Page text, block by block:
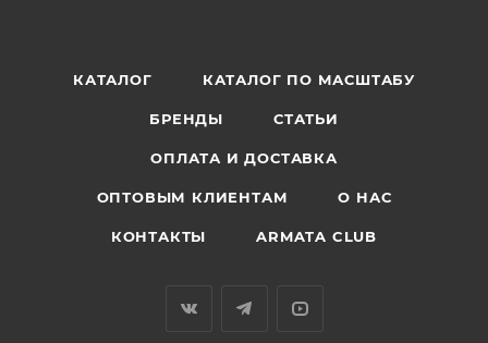
КАТАЛОГ КАТАЛОГ ПО МАСШТАБУ
БРЕНДЫ СТАТЬИ
ОПЛАТА И ДОСТАВКА
ОПТОВЫМ КЛИЕНТАМ О НАС
КОНТАКТЫ ARMATA CLUB